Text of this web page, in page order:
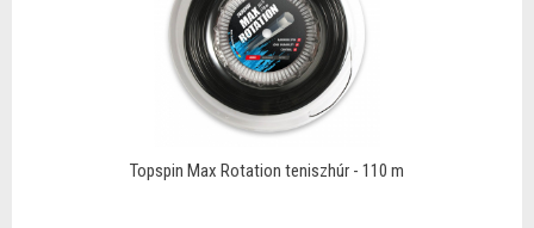
Topspin Max Rotation teniszhúr - 110 m